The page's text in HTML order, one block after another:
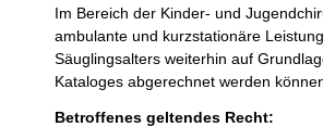
Im Bereich der Kinder- und
ambulante und kurzstationäre
Säuglingsalters weiterhin auf
Kataloges abgerechnet werden
Betroffenes geltendes Recht: